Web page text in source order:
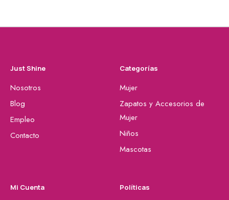
Just Shine
Nosotros
Blog
Empleo
Contacto
Categorías
Mujer
Zapatos y Accesorios de
Mujer
Niños
Mascotas
Mi Cuenta Políticas